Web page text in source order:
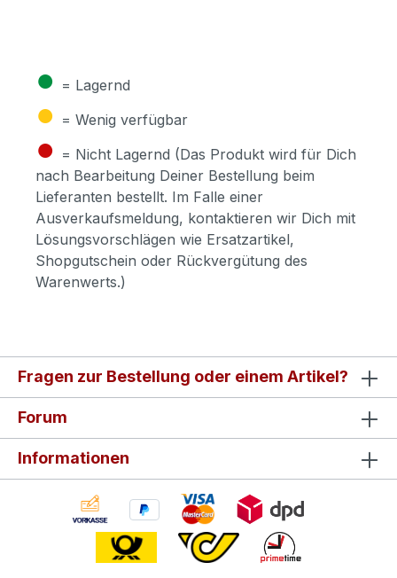
● = Lagernd
● = Wenig verfügbar
● = Nicht Lagernd (Das Produkt wird für Dich
nach Bearbeitung Deiner Bestellung beim
Lieferanten bestellt. Im Falle einer
Ausverkaufsmeldung, kontaktieren wir Dich mit
Lösungsvorschlägen wie Ersatzartikel,
Shopgutschein oder Rückvergütung des
Warenwerts.)
Fragen zur Bestellung oder einem Artikel?
Forum
Informationen